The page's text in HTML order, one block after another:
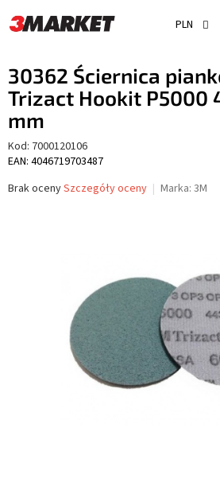
do
treści
PLN
30362 Ściernica
Trizact Hookit P5000
mm
Kod: 7000120106
EAN: 4046719703487
Średnia
Brak ocenySzczegóły oceny Marka: 3M